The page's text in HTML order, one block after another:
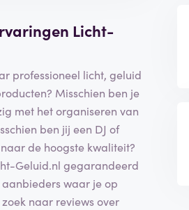
Licht-
professioneel licht, geluid
Misschien ben je
met het organiseren van
ben jij een DJ of
de hoogste kwaliteit?
Geluid.nl gegarandeerd
waar je op
naar reviews over